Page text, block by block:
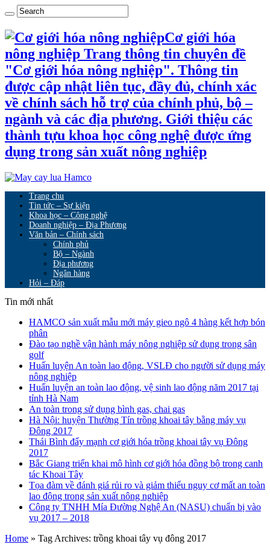
Cơ giới hóa
nông nghiệp Trang thông tin chuyên đề
"Cơ giới hóa nông nghiệp". Thông tin
được cập nhật liên tục, đầy đủ, chính xác
về chính sách hỗ trợ của chính phủ, bộ –
ngành và các địa phương. Giới thiệu các
thành tựu khoa học công nghệ được ứng
dụng trong sản xuất nông nghiệp
Trang chu
Tin tức – Sự kiện
Khoa học – Công nghệ
Doanh nghiệp – Địa Phương
Văn bản – Chính sách
Chính phủ
Bộ – Ngành
Địa phương
Ngân hàng
Hỏi – Đáp
Tin mới nhất
HAMCO sản xuất mẫu mới máy gieo ngô 4 hàng kết hợp bón
phân
Đào tạo nghề vận hành máy nông nghiệp sử dụng trong sân
golf
Huấn luyện An toàn lao động, VSLĐ cho người sử dụng máy
nông nghiệp
Huấn luyện an toàn lao động, vệ sinh lao động năm 2017 tại
tỉnh Hà Nam
An toàn trong sử dụng bình gas, chai gas
Hà Nội: huyện Thường Tín trồng khoai tây bằng máy vụ
Đông 2017
Thái Bình đẩy mạnh cơ giới hóa trồng khoai tây vụ Đông
2017
Bắc Giang triển khai mô hình cơ giới hóa đồng bộ trong canh
tác Khoai Tây
Tọa đàm về đánh giá rủi ro và giảm thiểu nguy cơ mất an toàn
lao động trong sản xuất nông nghiệp
Công ty TNHH Mía Đường Nghệ An (NASU) chuẩn bị vào
vụ 2017 – 2018
Home » Tag Archives: trồng khoai tây vụ đông 2017